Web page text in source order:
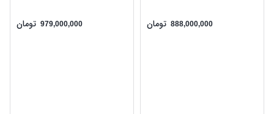
888,000,000 تومان 979,000,000 تومان